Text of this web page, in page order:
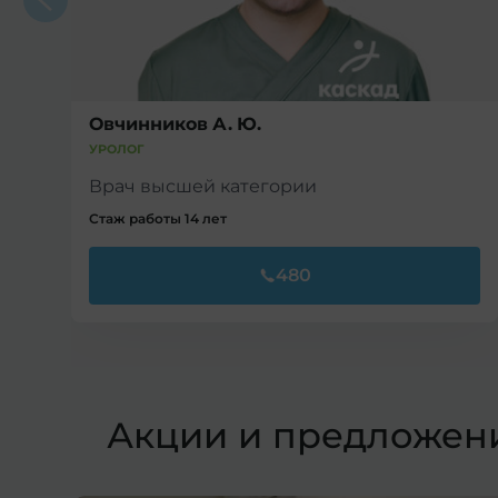
Овчинников А. Ю.
УРОЛОГ
Врач высшей категории
Стаж работы 14 лет
480
Акции и